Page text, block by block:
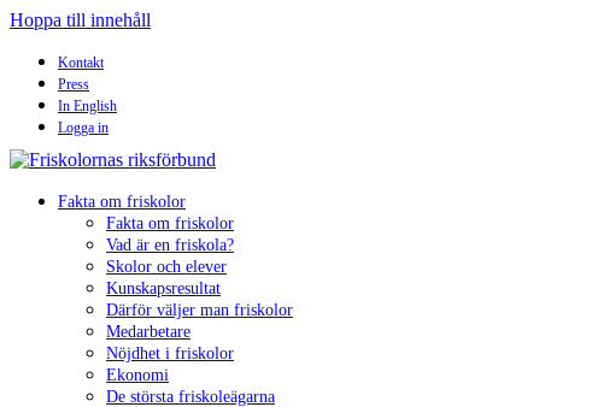
Hoppa till innehåll
Kontakt
Press
In English
Logga in
Fakta om friskolor
Fakta om friskolor
Vad är en friskola?
Skolor och elever
Kunskapsresultat
Därför väljer man friskolor
Medarbetare
Nöjdhet i friskolor
Ekonomi
De största friskoleägarna